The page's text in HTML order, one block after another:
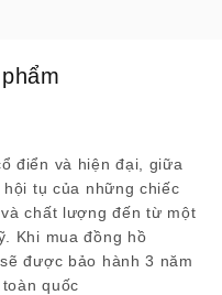
điển và hiện đại, giữa
tụ của những chiếc
chất lượng đến từ một
Khi mua đồng hồ
được bảo hành 3 năm
quốc